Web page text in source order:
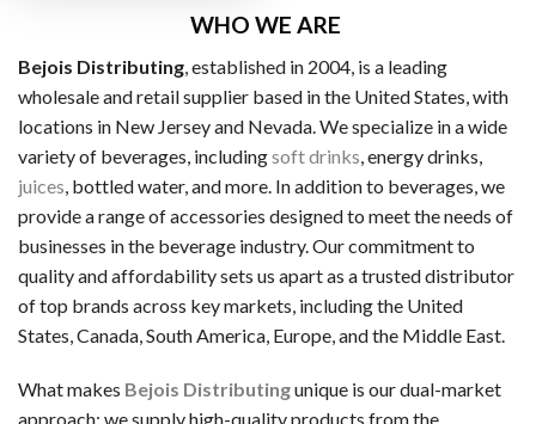
WHO WE ARE
Bejois Distributing , established in 2004, is a leading
wholesale and retail supplier based in the United States, with
locations in New Jersey and Nevada. We specialize in a wide
variety of beverages, includingsoft drinks , energy drinks,
juices , bottled water, and more. In addition to beverages, we
provide a range of accessories designed to meet the needs of
businesses in the beverage industry. Our commitment to
quality and affordability sets us apart as a trusted distributor
of top brands across key markets, including the United
States, Canada, South America, Europe, and the Middle East.
What makes Bejois Distributingunique is our dual-market
approach: we supply high-quality products from the
ビットコイン・Ethereum（仮想通貨）
一般的な電子決済手段：
EcoPayz
Neteller
アイウォレット
スクリル
マッチベター
カジノ特典の種類
ラッキーTAROが紹介するカジノには、いろいろなボーナス